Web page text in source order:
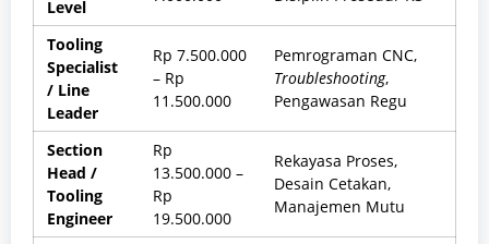
Level
Tooling
Specialist
/ Line
Leader
Rp 7.500.000
– Rp
11.500.000
Pemrograman CNC,
Troubleshooting,
Pengawasan Regu
Section
Head /
Tooling
Engineer
Rp
13.500.000 –
Rp
19.500.000
Rekayasa Proses,
Desain Cetakan,
Manajemen Mutu